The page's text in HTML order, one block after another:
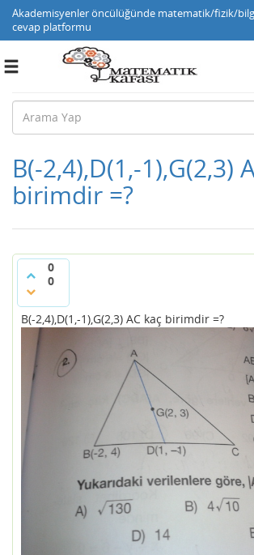
Akademisyenler öncülüğünde matematik/fizik/
cevap platformu
Toggle
B(-2,4),D(1,-1),G(2,3)
birimdir =?
0
0
B(-2,4),D(1,-1),G(2,3) AC kaç birimdir =?